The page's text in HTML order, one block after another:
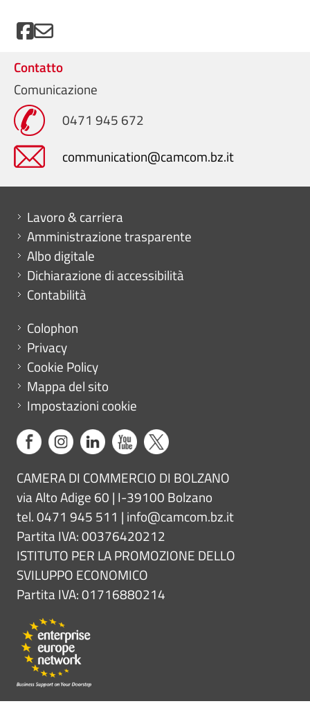
Contatto
Comunicazione
0471 945 672
communication@camcom.bz.it
Mini menu di servizio
Lavoro & carriera
Amministrazione trasparente
Albo digitale
Dichiarazione di accessibilità
Contabilità
Menu footer
Colophon
Privacy
Cookie Policy
Mappa del sito
Impostazioni cookie
CAMERA DI COMMERCIO DI BOLZANO
via Alto Adige 60 | I-39100 Bolzano
tel. 0471 945 511 | info@camcom.bz.it
Partita IVA: 00376420212
ISTITUTO PER LA PROMOZIONE DELLO
SVILUPPO ECONOMICO
Partita IVA: 01716880214